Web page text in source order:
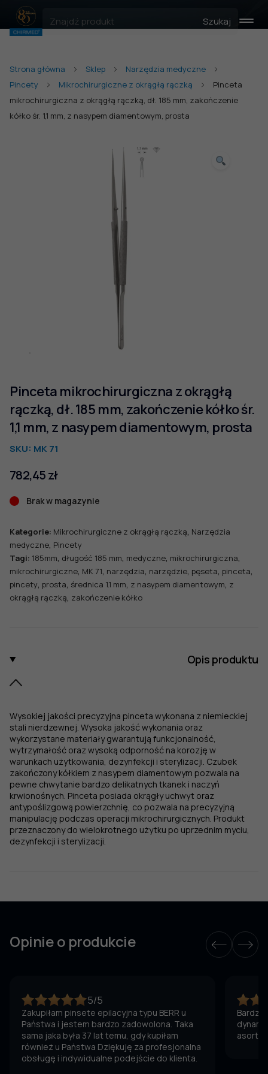
Szukaj
Strona główna Sklep
Narzędzia medyczne
Pincety
Mikrochirurgiczne z okrągłą rączką
Pinceta
mikrochirurgiczna z okrągłą rączką, dł. 185 mm, zakończenie
kółko śr. 1,1 mm, z nasypem diamentowym, prosta
Pinceta mikrochirurgiczna z okrągłą
rączką, dł. 185 mm, zakończenie kółko śr.
1,1 mm, z nasypem diamentowym, prosta
SKU: MK 71
782,45zł
Brak w magazynie
Kategorie: Mikrochirurgiczne z okrągłą rączką, Narzędzia
medyczne, Pincety
Tagi: 185mm, długość 185 mm, medyczne, mikrochirurgiczna,
mikrochirurgiczne, MK 71, narzędzia, narzędzie, pęseta, pinceta,
pincety, prosta, średnica 1.1 mm, z nasypem diamentowym, z
okrągłą rączką, zakończenie kółko
Opis produktu
Wysokiej jakości precyzyjna pinceta wykonana z niemieckiej
stali nierdzewnej. Wysoka jakość wykonania oraz
wykorzystane materiały gwarantują funkcjonalność,
wytrzymałość oraz wysoką odporność na korozję w
warunkach użytkowania, dezynfekcji i sterylizacji. Czubek
zakończony kółkiem z nasypem diamentowym pozwala na
pewne chwytanie bardzo delikatnych tkanek i naczyń
krwionośnych. Pinceta posiada okrągły uchwyt oraz
antypoślizgową powierzchnię, co pozwala na precyzyjną
manipulację podczas operacji mikrochirurgicznych. Produkt
przeznaczony do wielokrotnego użytku po uprzednim myciu,
dezynfekcji i sterylizacji.
Opinie o produkcie
5/5
Zakupiłam pinsete epilacyjna typu BERR u
Państwa i jestem bardzo zadowolona. Taka
sama jaka była 37 lat temu, gdy kupiłam
również u Państwa Dziękuję za profesjonalna
obsługę i indywidualne podejście do klienta.
Bardzo